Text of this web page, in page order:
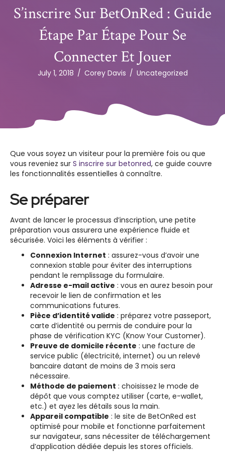
S’inscrire Sur BetOnRed : Guide
Étape Par Étape Pour Se
Connecter Et Jouer
July 1, 2018 / Corey Davis / Uncategorized
Que vous soyez un visiteur pour la première fois ou que
vous reveniez sur S inscrire sur betonred, ce guide couvre
les fonctionnalités essentielles à connaître.
Se préparer
Avant de lancer le processus d’inscription, une petite
préparation vous assurera une expérience fluide et
sécurisée. Voici les éléments à vérifier :
Connexion Internet : assurez-vous d’avoir une
connexion stable pour éviter des interruptions
pendant le remplissage du formulaire.
Adresse e-mail active : vous en aurez besoin pour
recevoir le lien de confirmation et les
communications futures.
Pièce d’identité valide : préparez votre passeport,
carte d’identité ou permis de conduire pour la
phase de vérification KYC (Know Your Customer).
Preuve de domicile récente : une facture de
service public (électricité, internet) ou un relevé
bancaire datant de moins de 3 mois sera
nécessaire.
Méthode de paiement : choisissez le mode de
dépôt que vous comptez utiliser (carte, e-wallet,
etc.) et ayez les détails sous la main.
Appareil compatible : le site de BetOnRed est
optimisé pour mobile et fonctionne parfaitement
sur navigateur, sans nécessiter de téléchargement
d’application dédiée depuis les stores officiels.